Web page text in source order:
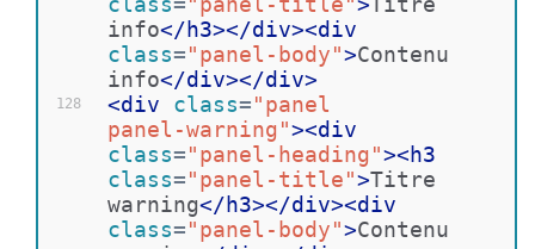
128
info</h3></div><div
class="panel-body">Contenu
info</div></div>
<div class="panel
panel-warning"><div
class="panel-heading"><h3
class="panel-title">Titre
warning</h3></div><div
class="panel-body">Contenu